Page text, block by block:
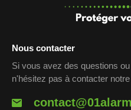
Nous contacter
Si vous avez des questions
n'hésitez pas à contacter